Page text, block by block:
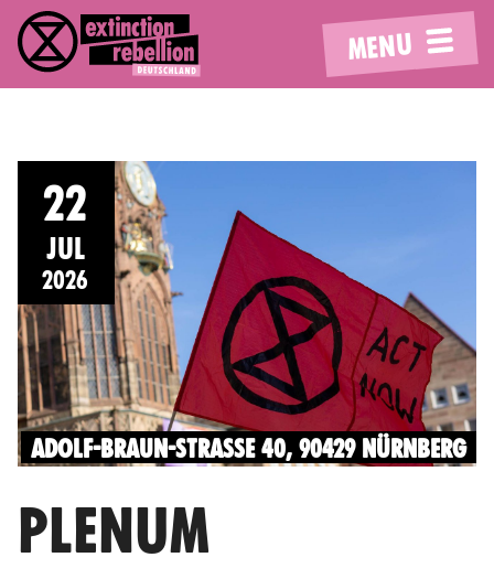
MENU
22
JUL
2026
ADOLF-BRAUN-STRASSE 40, 90429 NÜRNBERG
PLENUM